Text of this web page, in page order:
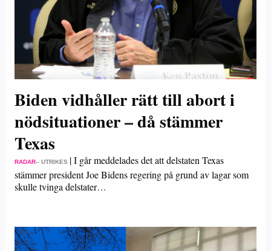
Biden vidhåller rätt till abort i
nödsituationer – då stämmer
Texas
RADAR– UTRIKES |I går meddelades det att delstaten Texas
stämmer president Joe Bidens regering på grund av lagar som
skulle tvinga delstater…